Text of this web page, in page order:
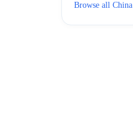
Browse all China